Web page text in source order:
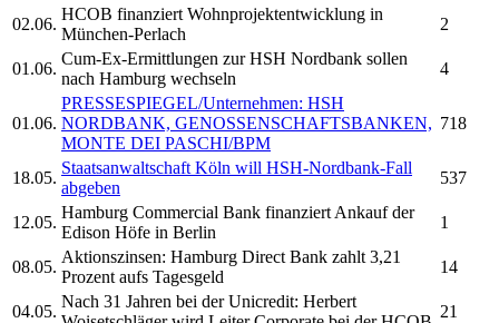
02.06.
HCOB finanziert Wohnprojektentwicklung in
München-Perlach
2
01.06.
Cum-Ex-Ermittlungen zurHSH Nordbank sollen
nach Hamburg wechseln
4
01.06.
PRESSESPIEGEL/Unternehmen: HSH
NORDBANK, GENOSSENSCHAFTSBANKEN,
MONTE DEI PASCHI/BPM
718
18.05.
Staatsanwaltschaft Köln will HSH-Nordbank-Fall
abgeben
537
12.05.
Hamburg Commercial Bank finanziert Ankauf der
Edison Höfe in Berlin
1
08.05.
Aktionszinsen: Hamburg Direct Bank zahlt 3,21
Prozent aufs Tagesgeld
14
04.05.
Nach 31 Jahren bei der Unicredit: Herbert
21